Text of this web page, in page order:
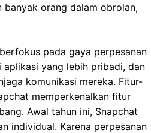
banyak orang dalam obrolan,
pada gaya perpesanan
yang lebih pribadi, dan
komunikasi mereka. Fitur-
memperkenalkan fitur
Awal tahun ini, Snapchat
individual. Karena perpesanan